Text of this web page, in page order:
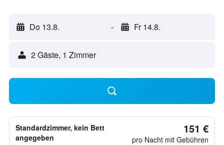
Do 13.8. - Fr 14.8.
2 Gäste, 1 Zimmer
Standardzimmer, kein Bett
angegeben
151 €
pro Nacht mit Gebühren